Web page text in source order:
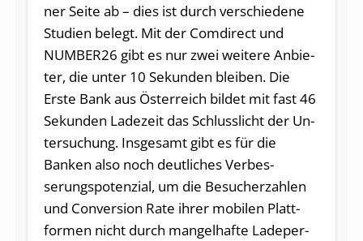
ner Seite ab – dies ist durch ver­schiede­ne
Studi­en belegt. Mit der Comdirect und
NUMBER26 gibt es nur zwei weite­re Anbie­
ter, die un­ter 10 Sekun­den blei­ben. Die
Erste Bank aus Öst­erreich bildet mit fast 46
Sekun­den Ladezeit das Schlusslicht der Un­
tersu­chung. Insge­s­amt gibt es für die
Banken also noch deutli­ches Ver­bes­
serungs­poten­zi­al, um die Besu­cherzah­len
und Conversi­on Ra­te ih­rer mobilen Platt­
formen nicht durch mangelhafte Ladeper­